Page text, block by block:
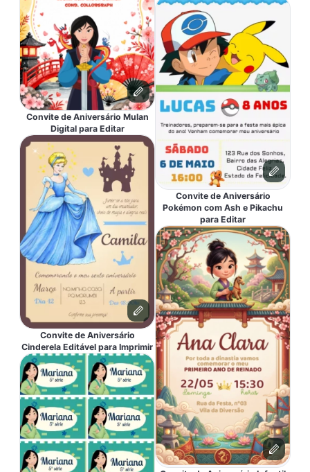
Convite de Aniversário Mulan
Digital para Editar
Convite de Aniversário
Cinderela Editável para Imprimir
Convite de Aniversário
Pokémon com Ash e Pikachu
para Editar